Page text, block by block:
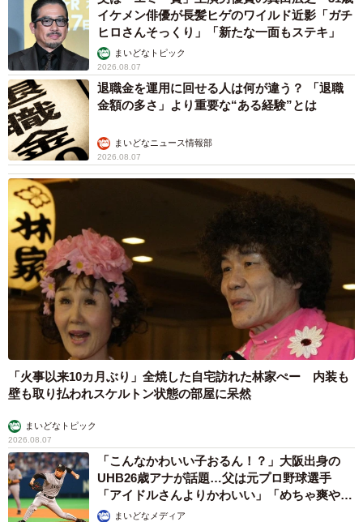
イケメン俳優が長髪ヒゲのワイルド近影「ガチ
ヒロさんそっくり」「新たな一面もステキ」
まいどなトピック
2026.08.07
退職金を運用に回せる人は何が違う？ 「退職
金額の多さ」より重要な“ある経験”とは
まいどなニュース情報部
2026.08.07
「火事以来10カ月ぶり」全焼した自宅訪れた林家ぺー 内装も
壁も取り払われスケルトン状態の部屋に呆然
まいどなトピック
2026.08.07
「こんなかわいい子おるん！？」大阪出身の
UHB26歳アナが話題…父は元プロ野球選手
「アイドルさんよりかわいい」「めちゃ爽や
か」まいどなメディア